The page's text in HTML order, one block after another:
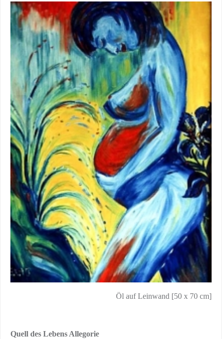
Öl auf Leinwand [50 x 70 cm]
Quell des Lebens Allegorie